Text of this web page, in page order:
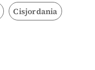
Cisjordania